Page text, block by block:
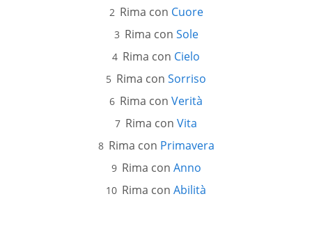
Rima con Cuore
Rima con Sole
Rima con Cielo
Rima con Sorriso
Rima con Verità
Rima con Vita
Rima con Primavera
Rima con Anno
Rima con Abilità